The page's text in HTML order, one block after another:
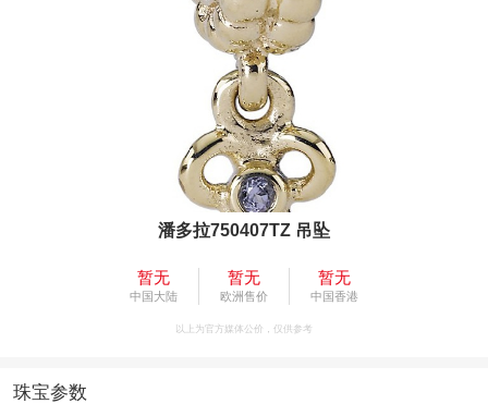
潘多拉750407TZ 吊坠
暂无
中国大陆
暂无
欧洲售价
暂无
中国香港
以上为官方媒体公价，仅供参考
珠宝参数